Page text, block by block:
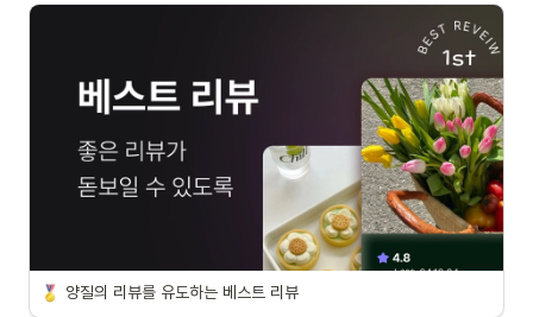
양질의 리뷰를 유도하는 베스트 리뷰